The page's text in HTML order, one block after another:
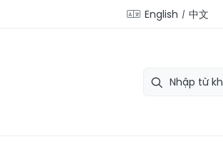
English 中文